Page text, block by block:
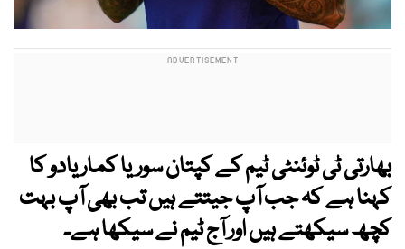
بھارتی ٹی ٹوئنٹی ٹیم کے کپتان سوریا کمار یادو کا
کہنا ہے کہ جب آپ جیتتے ہیں تب بھی آپ بہت
کچھ سیکھتے ہیں اور آج ٹیم نے سیکھا ہے۔